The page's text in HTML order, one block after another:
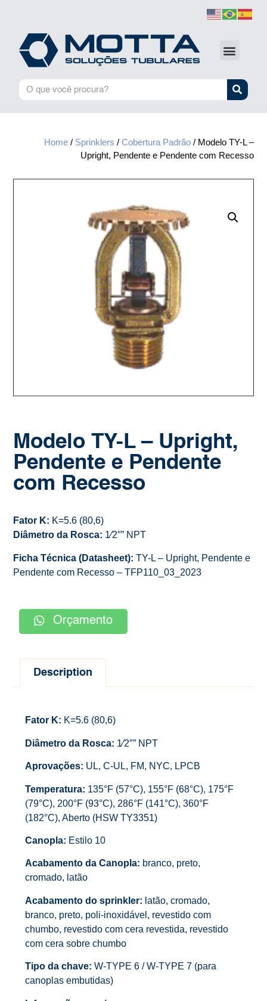
Home/ Sprinklers / Cobertura Padrão/ Modelo TY-L –
Upright, Pendente e Pendente com Recesso
Modelo TY-L – Upright,
Pendente e Pendente
com Recesso
Fator K: K=5.6 (80,6)
Diâmetro da Rosca: 1⁄2″” NPT
Ficha Técnica (Datasheet): TY-L – Upright, Pendente e
Pendente com Recesso – TFP110_03_2023
Orçamento
Description
Fator K: K=5.6 (80,6)
Diâmetro da Rosca: 1⁄2″” NPT
Aprovações: UL, C-UL, FM, NYC, LPCB
Temperatura: 135°F (57°C), 155°F (68°C), 175°F
(79°C), 200°F (93°C), 286°F (141°C), 360°F
(182°C), Aberto (HSW TY3351)
Canopla: Estilo 10
Acabamento da Canopla: branco, preto,
cromado, latão
Acabamento do sprinkler: latão, cromado,
branco, preto, poli-inoxidável, revestido com
chumbo, revestido com cera revestida, revestido
com cera sobre chumbo
Tipo da chave:W-TYPE 6 / W-TYPE 7 (para
canoplas embutidas)